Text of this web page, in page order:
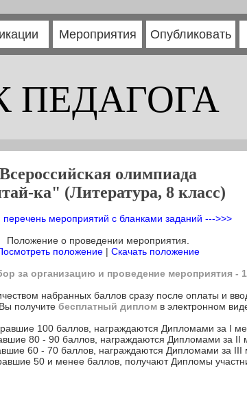
Мероприятия Опубликовать
ПЕДАГОГА
Всероссийская олимпиада
ка" (Литература, 8 класс)
мероприятий с бланками заданий --->>>
Положение о проведении мероприятия.
положение | Скачать положение
за организацию и проведение мероприятия -
набранных баллов сразу после оплаты и
получите бесплатный диплом в электронном
100 баллов, награждаются Дипломами за I
80 - 90 баллов, награждаются Дипломами за II
60 - 70 баллов, награждаются Дипломами за III
50 и менее баллов, получают Дипломы